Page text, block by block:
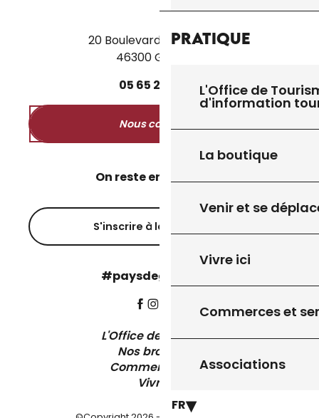
Pratique
L'Office de
d'information
La boutique
Venir et se
Vivre ici
Commerces et
Associations
FR
20 Boulevard des Martyrs
46300 Gourdon
05 65 27 50
Nous contacter
On reste en contact ?
S'inscrire à la newsletter
#paysdegourdon !
L'Office de Tourisme
Nos brochures
Comment venir ?
Vivre ici